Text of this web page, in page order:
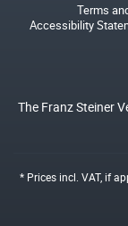
Terms
Accessibility
The Franz Steiner
* Prices incl. VAT, if